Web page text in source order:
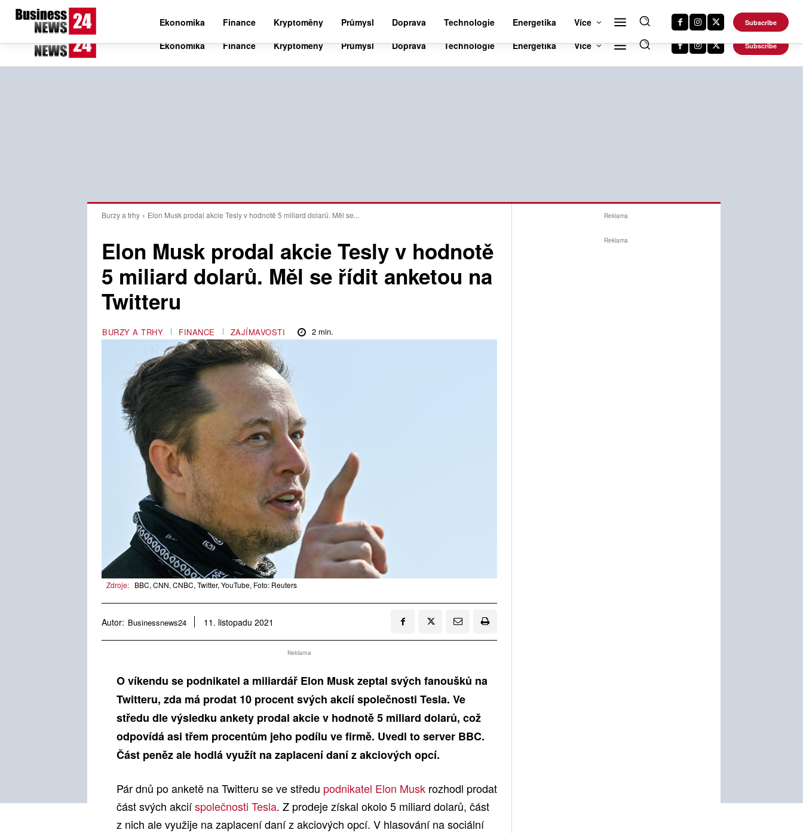
29.3 Czech
Čtvrtek 6. srpna 2026 DALŠÍ WEBY
Ekonomika Finance Kryptoměny Průmysl Doprava Technologie Energetika Více Subscribe
Burzy a trhy Elon Musk prodal akcie Tesly v hodnotě 5 miliard dolarů. Měl se...
Elon Musk prodal akcie Tesly v hodnotě
5 miliard dolarů. Měl se řídit anketou na
Twitteru
BURZY A TRHY FINANCE ZAJÍMAVOSTI 2 min.
Zdroje: BBC, CNN, CNBC, Twitter, YouTube, Foto: Reuters
Autor: Businessnews24 11. listopadu 2021
Reklama
O víkendu se podnikatel a miliardář Elon Musk zeptal svých fanoušků na
Twitteru, zda má prodat 10 procent svých akcií společnosti Tesla. Ve
středu dle výsledku ankety prodal akcie v hodnotě 5 miliard dolarů, což
odpovídá asi třem procentům jeho podílu ve firmě. Uvedl to server BBC.
Část peněz ale hodlá využít na zaplacení daní z akciových opcí.
Pár dnů po anketě na Twitteru se ve středu podnikatel Elon Musk rozhodl prodat
část svých akciíspolečnosti Tesla. Z prodeje získal okolo 5 miliard dolarů, část
z nich ale využije na zaplacení daní z akciových opcí. V hlasování na sociální
Reklama
Reklama